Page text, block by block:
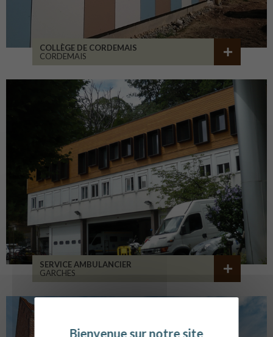
COLLÈGE DE CORDEMAIS
CORDEMAIS
SERVICE AMBULANCIER
GARCHES